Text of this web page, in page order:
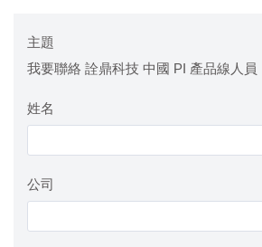
主題
我要聯絡 詮鼎科技 中國 PI 產品線人員
姓名
公司